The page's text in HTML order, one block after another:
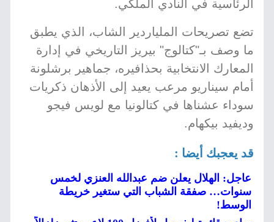
الرئاسية في النادي الملكي.
تضع تصريحات الملياردير الشاب، الذي يطبق
ما وصف بـ"كتالوج" بيريز التاريخي في إدارة
المعارك الانتخابية بحذافيره، جماهير برشلونة
أمام سيناريو مرعب يعيد إلى الأذهان ذكريات
سوداء عشناها في كتالونيا مع لويس فيجو
وديفيد بيكهام.
قد يعجبك أيضا :
عاجل: الهلال يعلن ضم عبدالله العنزي لخمس
سنوات… صفقة الشباب التي ستغير خريطة
الوسط!